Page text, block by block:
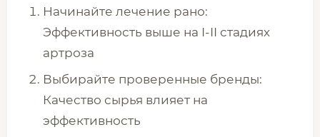
Начинайте лечение рано:
Эффективность выше на I-II стадиях
артроза
Выбирайте проверенные бренды:
Качество сырья влияет на
эффективность